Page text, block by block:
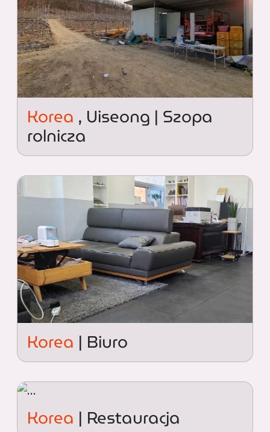
Korea , Uiseong | Szopa
rolnicza
Korea | Biuro
Korea | Restauracja